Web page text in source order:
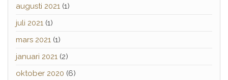
augusti 2021 (1)
juli 2021 (1)
mars 2021 (1)
januari 2021 (2)
oktober 2020 (6)